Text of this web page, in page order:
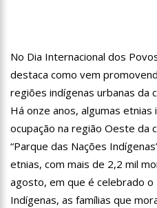
Ipanema’
10:27 Prefeitura de Manaus lança
combate às drogas
12:43
Um ano após morte de
12:37 Carro invade
lanchonete
12:32 Homem leva garota de
tem prejuízo
Mulher corre o risco
No Dia Internacional dos
destaca como vem
regiões indígenas urbanas da
Há onze anos, algumas etnias
ocupação na região Oeste da
“Parque das Nações
etnias, com mais de 2,2 mil
agosto, em que é celebrado
Indígenas, as famílias que